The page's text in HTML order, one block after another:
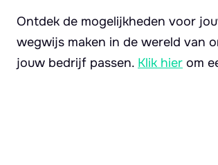
Ontdek de mogelijkheden voor
wegwijs maken in de wereld van
jouw bedrijf passen. Klik hier om